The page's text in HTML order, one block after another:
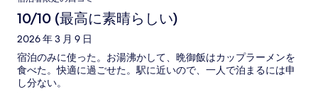
10/10 (最高に素晴らしい)
2026 年 3 月 9 日
宿泊のみに使った。お湯沸かして、晩御飯はカップラーメンを
食べた。快適に過ごせた。駅に近いので、一人で泊まるには申
し分ない。